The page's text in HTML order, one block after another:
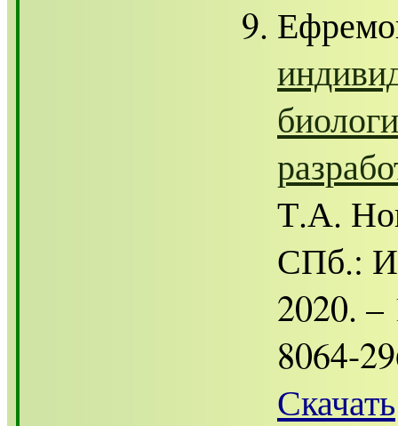
Т.А.
СПб.:
2020. –
8064-
Скачать